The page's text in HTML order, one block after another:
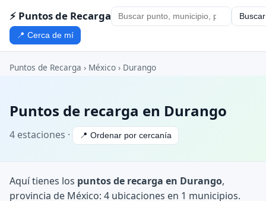
⚡ Puntos de Recarga Buscar
📍 Cerca de mí
Puntos de Recarga › México › Durango
Puntos de recarga en Durango
4 estaciones · 📍 Ordenar por cercanía
Aquí tienes los puntos de recarga en Durango,
provincia de México: 4 ubicaciones en 1 municipios.